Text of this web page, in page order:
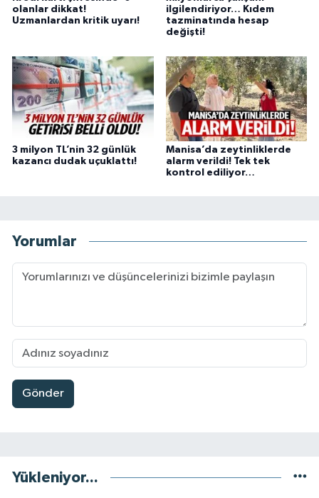
olanlar dikkat!
Uzmanlardan kritik uyarı!
ilgilendiriyor… Kıdem
tazminatında hesap
değişti!
3 milyon TL’nin 32 günlük
kazancı dudak uçuklattı!
Manisa’da zeytinliklerde
alarm verildi! Tek tek
kontrol ediliyor…
Yorumlar
Gönder
Yükleniyor...